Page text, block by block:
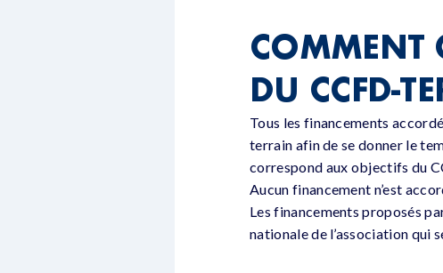
COMMENT
DU CCFD-
Tous les financements
terrain afin de se donner le
correspond aux objectifs du
Aucun financement n’est
Les financements proposés
nationale de l’association qui